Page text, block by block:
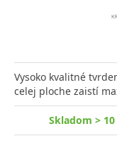
Vysoko kvalitné
celej ploche zaistí
Skladom >